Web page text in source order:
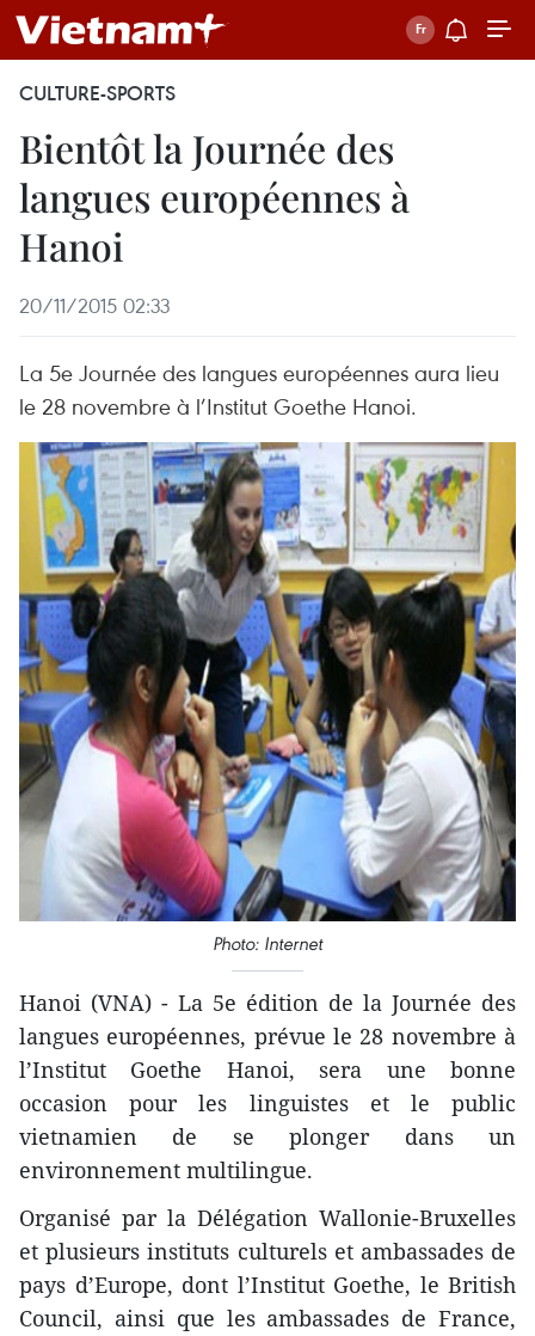
CULTURE-SPORTS
Bientôt la Journée des
langues européennes à
Hanoi
20/11/2015 02:33
La 5e Journée des langues européennes aura lieu
le 28 novembre à l’Institut Goethe Hanoi.
Photo: Internet
Hanoi (VNA) - La 5e édition de la Journée des
langues européennes, prévue le 28 novembre à
l’Institut Goethe Hanoi, sera une bonne
occasion pour les linguistes et le public
vietnamien de se plonger dans un
environnement multilingue.
Organisé par la Délégation Wallonie-Bruxelles
et plusieurs instituts culturels et ambassades de
pays d’Europe, dont l’Institut Goethe, le British
Council, ainsi que les ambassades de France,